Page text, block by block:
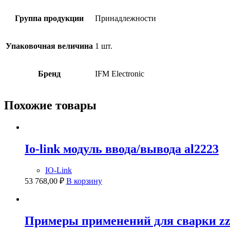
Группа продукции Принадлежности
Упаковочная величина 1 шт.
Бренд IFM Electronic
Похожие товары
Io-link модуль ввода/вывода al2223
IO-Link
53 768,00 ₽ В корзину
Примеры применений для сварки